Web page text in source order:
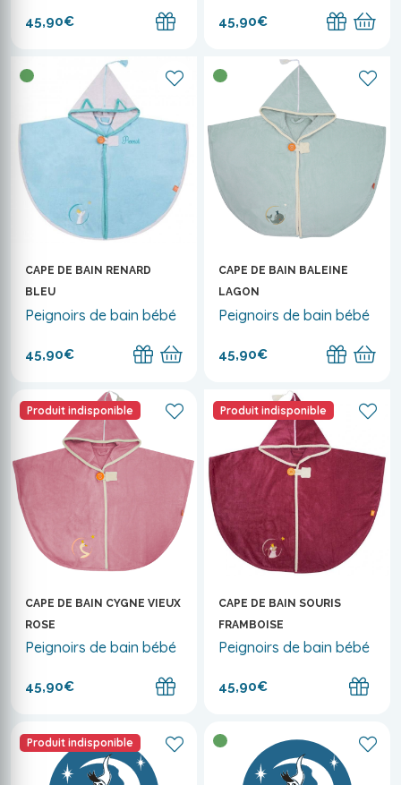
45,90€ 45,90€
CAPE DE BAIN RENARD
BLEU
Peignoirs de bain bébé
45,90€
CAPE DE BAIN BALEINE
LAGON
Peignoirs de bain bébé
45,90€
Produit indisponible
CAPE DE BAIN CYGNE VIEUX
ROSE
Peignoirs de bain bébé
45,90€
Produit indisponible
CAPE DE BAIN SOURIS
FRAMBOISE
Peignoirs de bain bébé
45,90€
Produit indisponible